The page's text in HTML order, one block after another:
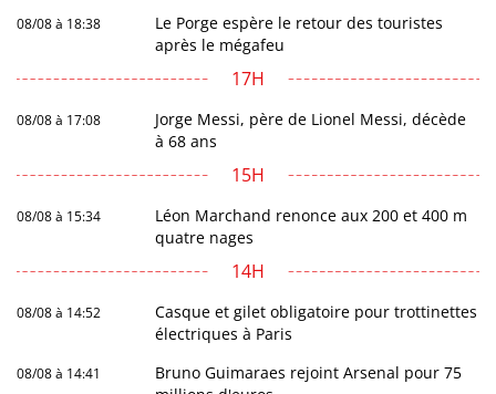
08/08 à 18:38
Le Porge espère le retour des touristes
après le mégafeu
17H
08/08 à 17:08
Jorge Messi, père de Lionel Messi, décède
à 68 ans
15H
08/08 à 15:34
Léon Marchand renonce aux 200 et 400 m
quatre nages
14H
08/08 à 14:52
Casque et gilet obligatoire pour trottinettes
électriques à Paris
08/08 à 14:41
Bruno Guimaraes rejoint Arsenal pour 75